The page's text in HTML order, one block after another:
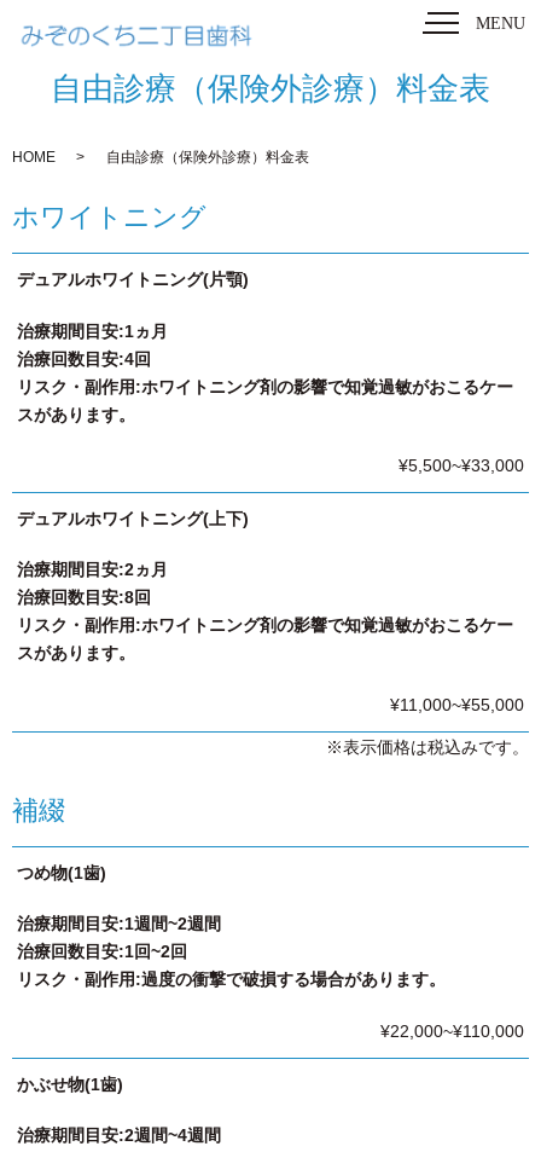
MENU
自由診療（保険外診療）料金表
HOME 自由診療（保険外診療）料金表
ホワイトニング
デュアルホワイトニング(片顎)
治療期間目安:1ヵ月
治療回数目安:4回
リスク・副作用:ホワイトニング剤の影響で知覚過敏がおこるケー
スがあります。
¥5,500~¥33,000
デュアルホワイトニング(上下)
治療期間目安:2ヵ月
治療回数目安:8回
リスク・副作用:ホワイトニング剤の影響で知覚過敏がおこるケー
スがあります。
¥11,000~¥55,000
※表示価格は税込みです。
補綴
つめ物(1歯)
治療期間目安:1週間~2週間
治療回数目安:1回~2回
リスク・副作用:過度の衝撃で破損する場合があります。
¥22,000~¥110,000
かぶせ物(1歯)
治療期間目安:2週間~4週間